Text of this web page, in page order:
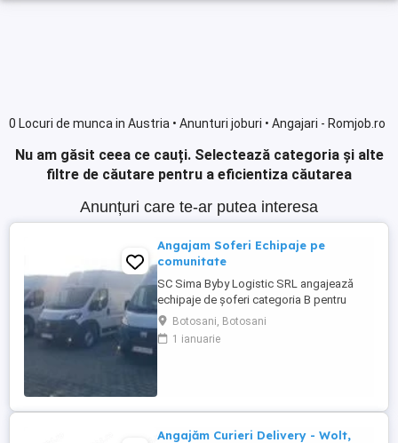
0 Locuri de munca in Austria • Anunturi joburi • Angajari - Romjob.ro
Nu am găsit ceea ce cauți. Selectează categoria și alte
filtre de căutare pentru a eficientiza căutarea
Anunțuri care te-ar putea interesa
Angajam Soferi Echipaje pe
comunitate
SC Sima Byby Logistic SRL angajează
echipaje de șoferi categoria B pentru
transport internațional (comunitate)!
Căutăm echipaje formate din 2 șoferi,
posesori ai permisului categoria B, pentru
Botosani, Botosani
1 ianuarie
Angajăm Curieri Delivery - Wolt,